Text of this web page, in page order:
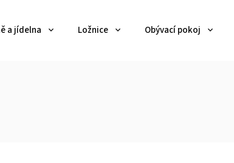
a jídelna Ložnice Obývací pokoj